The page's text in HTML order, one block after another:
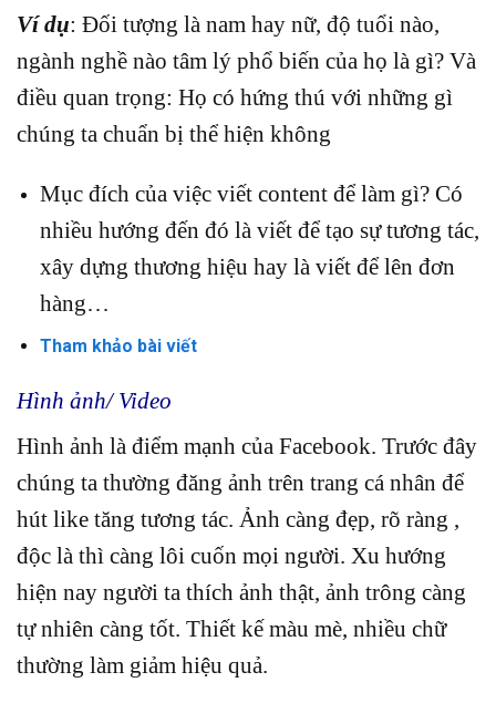
Ví dụ: Đối tượng là nam hay nữ, độ tuổi nào,
ngành nghề nào tâm lý phổ biến của họ là gì? Và
điều quan trọng: Họ có hứng thú với những gì
chúng ta chuẩn bị thể hiện không
Mục đích của việc viết content để làm gì? Có
nhiều hướng đến đó là viết để tạo sự tương tác,
xây dựng thương hiệu hay là viết để lên đơn
hàng…
Tham khảo bài viết
Hình ảnh/ Video
Hình ảnh là điểm mạnh của Facebook. Trước đây
chúng ta thường đăng ảnh trên trang cá nhân để
hút like tăng tương tác. Ảnh càng đẹp, rõ ràng ,
độc là thì càng lôi cuốn mọi người. Xu hướng
hiện nay người ta thích ảnh thật, ảnh trông càng
tự nhiên càng tốt. Thiết kế màu mè, nhiều chữ
thường làm giảm hiệu quả.